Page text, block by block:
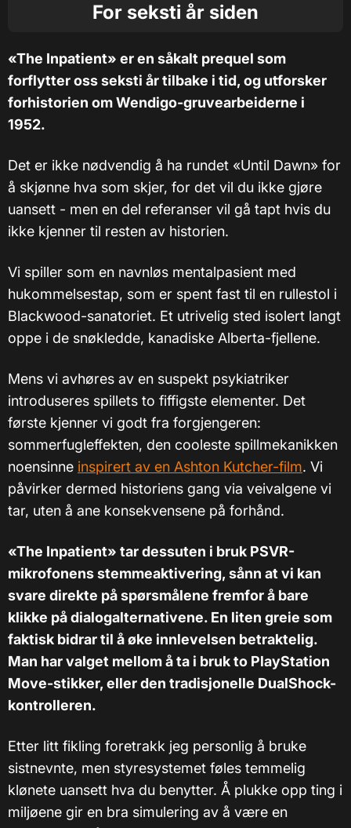
For seksti år siden
«The Inpatient» er en såkalt prequel som
forflytter oss seksti år tilbake i tid, og utforsker
forhistorien om Wendigo-gruvearbeiderne i
1952.
Det er ikke nødvendig å ha rundet «Until Dawn» for
å skjønne hva som skjer, for det vil du ikke gjøre
uansett - men en del referanser vil gå tapt hvis du
ikke kjenner til resten av historien.
Vi spiller som en navnløs mentalpasient med
hukommelsestap, som er spent fast til en rullestol i
Blackwood-sanatoriet. Et utrivelig sted isolert langt
oppe i de snøkledde, kanadiske Alberta-fjellene.
Mens vi avhøres av en suspekt psykiatriker
introduseres spillets to fiffigste elementer. Det
første kjenner vi godt fra forgjengeren:
sommerfugleffekten, den cooleste spillmekanikken
noensinne inspirert av en Ashton Kutcher-film. Vi
påvirker dermed historiens gang via veivalgene vi
tar, uten å ane konsekvensene på forhånd.
«The Inpatient» tar dessuten i bruk PSVR-
mikrofonens stemmeaktivering, sånn at vi kan
svare direkte på spørsmålene fremfor å bare
klikke på dialogalternativene. En liten greie som
faktisk bidrar til å øke innlevelsen betraktelig.
Man har valget mellom å ta i bruk to PlayStation
Move-stikker, eller den tradisjonelle DualShock-
kontrolleren.
Etter litt fikling foretrakk jeg personlig å bruke
sistnevnte, men styresystemet føles temmelig
klønete uansett hva du benytter. Å plukke opp ting i
miljøene gir en bra simulering av å være en